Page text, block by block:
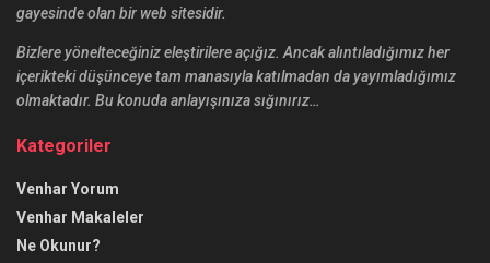
gayesinde olan bir web sitesidir.
Bizlere yönelteceğiniz eleştirilere açığız. Ancak alıntıladığımız her
içerikteki düşünceye tam manasıyla katılmadan da yayımladığımız
olmaktadır. Bu konuda anlayışınıza sığınırız…
Kategoriler
Venhar Yorum
Venhar Makaleler
Ne Okunur?